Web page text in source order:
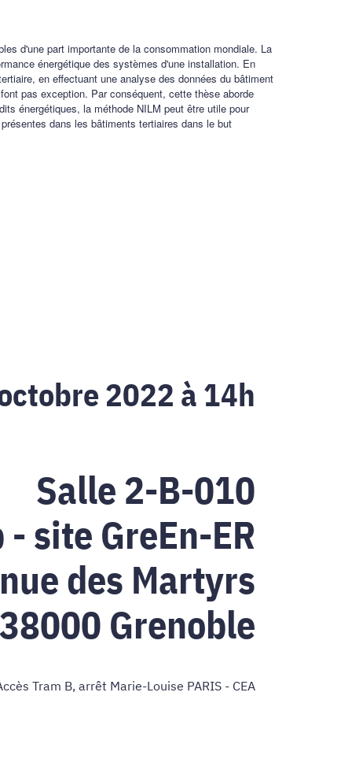
d'une part importante de la consommation mondiale. La
énergétique des systèmes d'une installation. En
en effectuant une analyse des données du bâtiment
pas exception. Par conséquent, cette thèse aborde
énergétiques, la méthode NILM peut être utile pour
dans les bâtiments tertiaires dans le but
2022 à 14h
Salle2-B-010
- site GreEn-ER
des Martyrs
38000 Grenoble
Tram B, arrêt Marie-Louise PARIS - CEA